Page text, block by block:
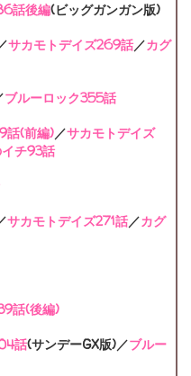
話後編(ビッグガンガン版)
サカモトデイズ269話／カグ
ブルーロック355話
話(前編)／サカモトデイズ
チ93話
サカモトデイズ271話／カグ
話(後編)
話(サンデーGX版)／ブルー